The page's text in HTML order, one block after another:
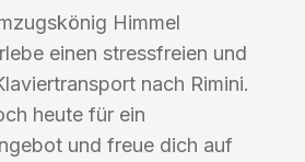
Himmel
einen stressfreien und
nach Rimini.
heute für ein
und freue dich auf